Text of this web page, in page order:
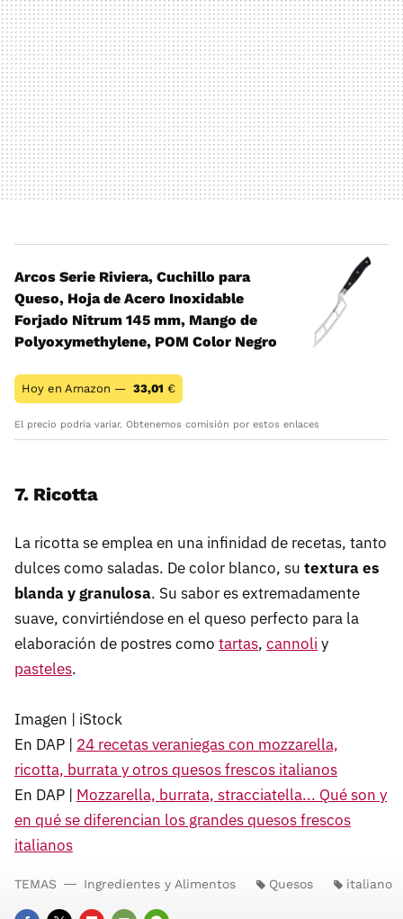
Arcos Serie Riviera, Cuchillo para
Queso, Hoja de Acero Inoxidable
Forjado Nitrum 145 mm, Mango de
Polyoxymethylene, POM Color Negro
Hoy en Amazon — 33,01 €
El precio podría variar. Obtenemos comisión por estos enlaces
7. Ricotta
La ricotta se emplea en una infinidad de recetas, tanto
dulces como saladas. De color blanco, su textura es
blanda y granulosa. Su sabor es extremadamente
suave, convirtiéndose en el queso perfecto para la
elaboración de postres como tartas, cannoli y
pasteles.
Imagen | iStock
En DAP | 24 recetas veraniegas con mozzarella,
ricotta, burrata y otros quesos frescos italianos
En DAP | Mozzarella, burrata, stracciatella... Qué son y
en qué se diferencian los grandes quesos frescos
italianos
TEMAS Ingredientes y Alimentos Quesos italiano